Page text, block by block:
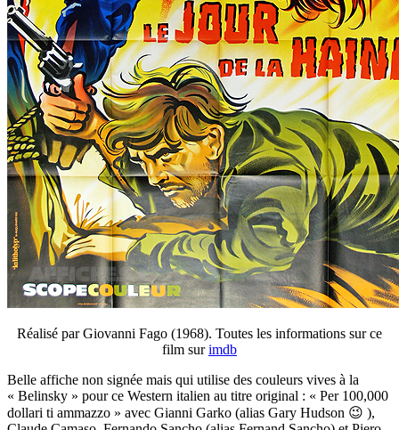
Réalisé par Giovanni Fago (1968). Toutes les informations sur ce
film surimdb
Belle affiche non signée mais qui utilise des couleurs vives à la
« Belinsky » pour ce Western italien au titre original : « Per 100,000
dollari ti ammazzo » avec Gianni Garko (alias Gary Hudson 😉 ),